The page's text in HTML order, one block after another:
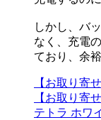
しかし、バ
なく、充電
ており、余
【お取り寄
【お取り寄
テトラ ホワ